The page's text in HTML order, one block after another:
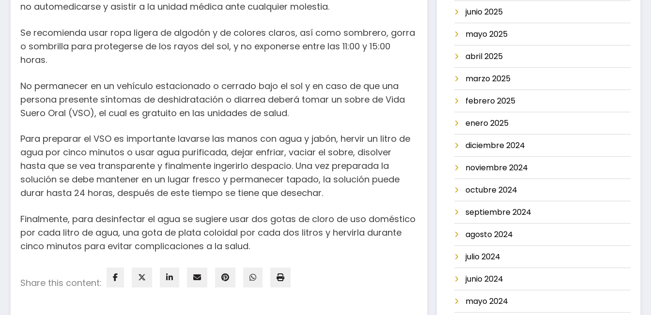
no automedicarse y asistir a la unidad médica ante cualquier molestia.
Se recomienda usar ropa ligera de algodón y de colores claros, así como sombrero, gorra
o sombrilla para protegerse de los rayos del sol, y no exponerse entre las 11:00 y 15:00
horas.
No permanecer en un vehículo estacionado o cerrado bajo el sol y en caso de que una
persona presente síntomas de deshidratación o diarrea deberá tomar un sobre de Vida
Suero Oral (VSO), el cual es gratuito en las unidades de salud.
Para preparar el VSO es importante lavarse las manos con agua y jabón, hervir un litro de
agua por cinco minutos o usar agua purificada, dejar enfriar, vaciar el sobre, disolver
hasta que se vea transparente y finalmente ingerirlo despacio. Una vez preparada la
solución se debe mantener en un lugar fresco y permanecer tapado, la solución puede
durar hasta 24 horas, después de este tiempo se tiene que desechar.
Finalmente, para desinfectar el agua se sugiere usar dos gotas de cloro de uso doméstico
por cada litro de agua, una gota de plata coloidal por cada dos litros y hervirla durante
cinco minutos para evitar complicaciones a la salud.
Share this content:
junio 2025
mayo 2025
abril 2025
marzo 2025
febrero 2025
enero 2025
diciembre 2024
noviembre 2024
octubre 2024
septiembre 2024
agosto 2024
julio 2024
junio 2024
mayo 2024